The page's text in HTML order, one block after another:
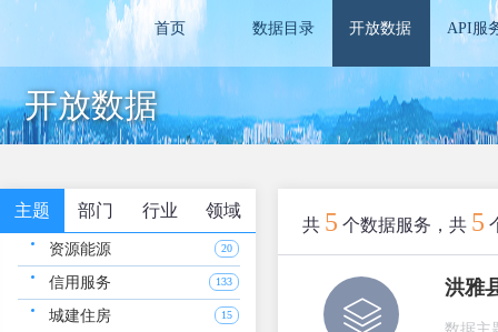
首页 数据目录 开放数据 API服
开放数据
主题 部门 行业 领域
资源能源 20
信用服务 133
城建住房 15
共 5 个数据服务，共 5
洪雅